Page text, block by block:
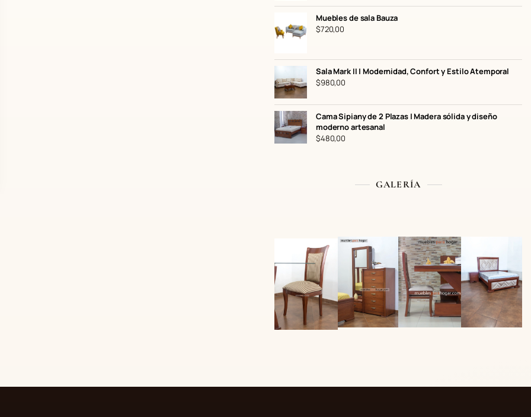
Muebles de sala Bauza
$720,00
Sala Mark II | Modernidad, Confort y Estilo Atemporal
$980,00
Cama Sipiany de 2 Plazas | Madera sólida y diseño
moderno artesanal
$480,00
GALERÍA